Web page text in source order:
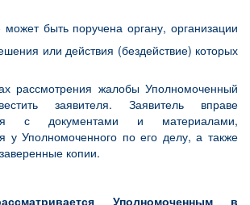
быть поручена органу, организации
или действия (бездействие) которых
рассмотрения жалобы Уполномоченный
заявителя. Заявитель вправе
с документами и материалами,
у Уполномоченного по его делу, а также
копии.
Уполномоченным в